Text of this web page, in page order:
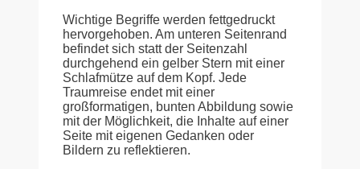
Wichtige Begriffe werden fettgedruckt
hervorgehoben. Am unteren Seitenrand
befindet sich statt der Seitenzahl
durchgehend ein gelber Stern mit einer
Schlafmütze auf dem Kopf. Jede
Traumreise endet mit einer
großformatigen, bunten Abbildung sowie
mit der Möglichkeit, die Inhalte auf einer
Seite mit eigenen Gedanken oder
Bildern zu reflektieren.